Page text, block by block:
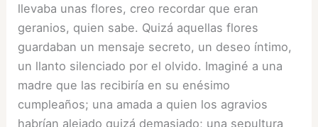
llevaba unas flores, creo recordar que eran
geranios, quien sabe. Quizá aquellas flores
guardaban un mensaje secreto, un deseo íntimo,
un llanto silenciado por el olvido. Imaginé a una
madre que las recibiría en su enésimo
cumpleaños; una amada a quien los agravios
habrían alejado quizá demasiado; una sepultura